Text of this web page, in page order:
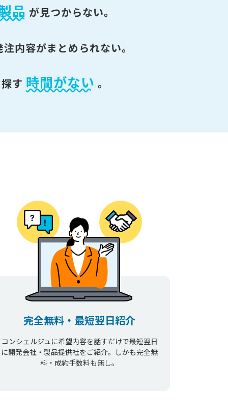
品 が見つからない。
注内容がまとめられない。
す 時間がない 。
完全無料・最短翌日紹介
コンシェルジュに希望内容を話すだけで最短翌日
に開発会社・製品提供社をご紹介。しかも完全無
料・成約手数料も無し。